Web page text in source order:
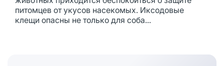
питомцев от укусов насекомых. Иксодовые
клещи опасны не только для соба...